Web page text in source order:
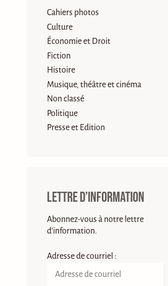
Cahiers photos
Culture
Économie et Droit
Fiction
Histoire
Musique, théâtre et cinéma
Non classé
Politique
Presse et Edition
Lettre d’information
Abonnez-vous à notre lettre
d'information.
Adresse de courriel :